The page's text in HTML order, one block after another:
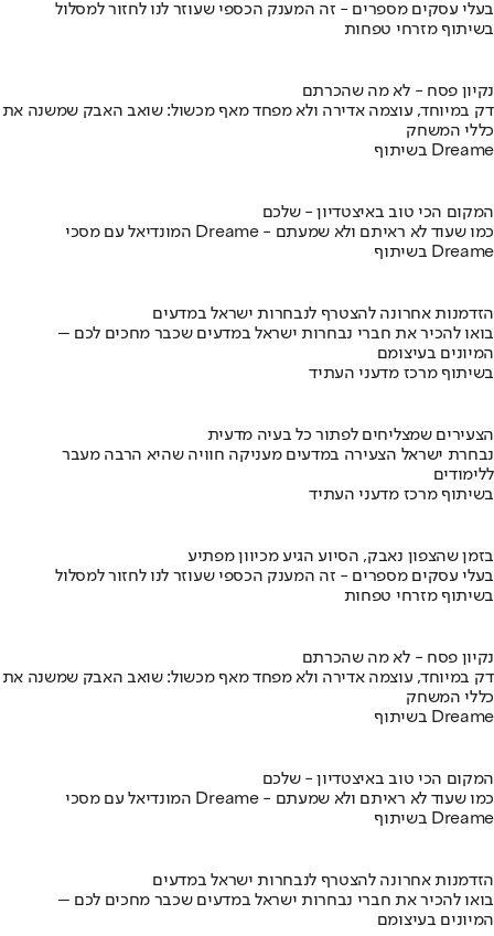
בעלי עסקים מספרים - זה המענק הכספי שעוזר לנו לחזור למסלול
בשיתוף מזרחי טפחות
נקיון פסח - לא מה שהכרתם
דק במיוחד, עוצמה אדירה ולא מפחד מאף מכשול: שואב האבק שמשנה את
כללי המשחק
בשיתוף Dreame
המקום הכי טוב באיצטדיון - שלכם
המונדיאל עם מסכי Dreame - כמו שעוד לא ראיתם ולא שמעתם
בשיתוף Dreame
הזדמנות אחרונה להצטרף לנבחרות ישראל במדעים
בואו להכיר את חברי נבחרות ישראל במדעים שכבר מחכים לכם –
המיונים בעיצומם
בשיתוף מרכז מדעני העתיד
הצעירים שמצליחים לפתור כל בעיה מדעית
נבחרת ישראל הצעירה במדעים מעניקה חוויה שהיא הרבה מעבר
ללימודים
בשיתוף מרכז מדעני העתיד
בזמן שהצפון נאבק, הסיוע הגיע מכיוון מפתיע
בעלי עסקים מספרים - זה המענק הכספי שעוזר לנו לחזור למסלול
בשיתוף מזרחי טפחות
נקיון פסח - לא מה שהכרתם
דק במיוחד, עוצמה אדירה ולא מפחד מאף מכשול: שואב האבק שמשנה את
כללי המשחק
בשיתוף Dreame
המקום הכי טוב באיצטדיון - שלכם
המונדיאל עם מסכי Dreame - כמו שעוד לא ראיתם ולא שמעתם
בשיתוף Dreame
הזדמנות אחרונה להצטרף לנבחרות ישראל במדעים
בואו להכיר את חברי נבחרות ישראל במדעים שכבר מחכים לכם –
המיונים בעיצומם